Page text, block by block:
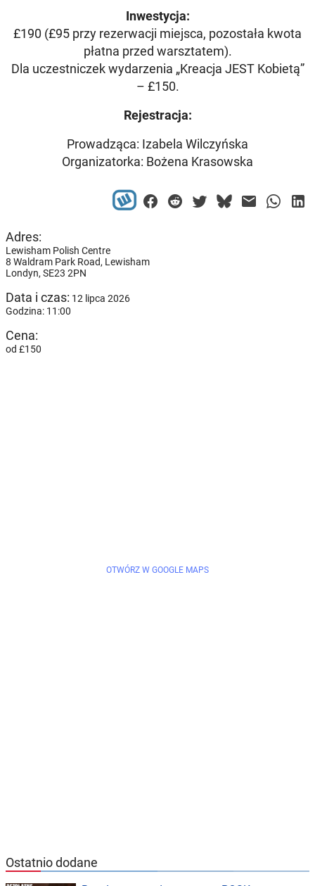
Inwestycja:
£190 (£95 przy rezerwacji miejsca, pozostała kwota
płatna przed warsztatem).
Dla uczestniczek wydarzenia „Kreacja JEST Kobietą”
– £150.
Rejestracja:
Prowadząca: Izabela Wilczyńska
Organizatorka: Bożena Krasowska
Adres:
Lewisham Polish Centre
8 Waldram Park Road, Lewisham
Londyn, SE23 2PN
Data i czas: 12 lipca 2026
Godzina: 11:00
Cena:
od £150
OTWÓRZ W GOOGLE MAPS
Ostatnio dodane